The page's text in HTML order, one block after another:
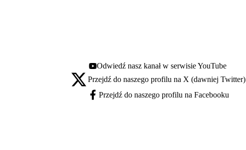
Youtube - otwiera się w nowej karcie
Odwiedź nasz kanał w serwisie YouTube
X - otwiera się w nowej karcie
Przejdź do naszego profilu na X (dawniej Twitter)
Facebook - otwiera się w nowej karcie
Przejdź do naszego profilu na Facebooku